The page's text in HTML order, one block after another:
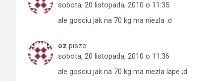
sobota, 20 listopada, 2010 o 11:35
ale gosciu jak na 70 kg ma niezla ;d
oz pisze:
sobota, 20 listopada, 2010 o 11:36
ale gosciu jak na 70 kg ma niezla lape ;d